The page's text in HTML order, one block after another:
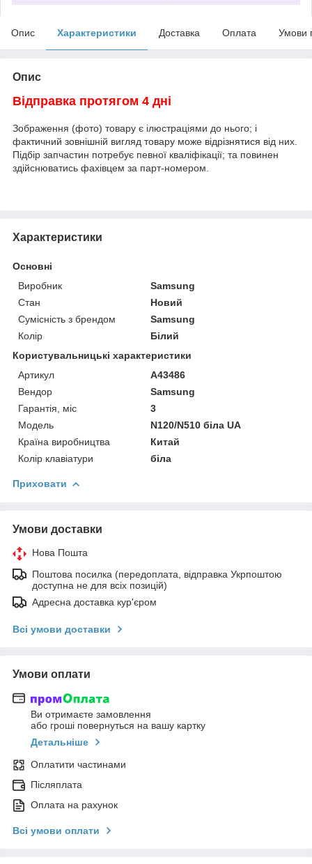
Опис Характеристики Доставка Оплата Умови
Опис
Відправка протягом 4 дні
Зображення (фото) товару є ілюстраціями до нього; і
фактичний зовнішній вигляд товару може відрізнятися від них.
Підбір запчастин потребує певної кваліфікації; та повинен
здійснюватись фахівцем за парт-номером.
Характеристики
Основні
Виробник
Samsung
Стан
Новий
Сумісність з брендом
Samsung
Колір
Білий
Користувальницькі характеристики
Артикул
A43486
Вендор
Samsung
Гарантія, міс
3
Мoдель
N120/N510 біла UA
Країна виробництва
Китай
Колір клавіатури
біла
Приховати
Умови доставки
Нова Пошта
Поштова посилка (передоплата, відправка Укрпоштою
доступна не для всіх позицій)
Адресна доставка кур'єром
Всі умови доставки
Умови оплати
Ви отримаєте замовлення
або гроші повернуться на вашу картку
Детальніше
Оплатити частинами
Післяплата
Оплата на рахунок
Всі умови оплати